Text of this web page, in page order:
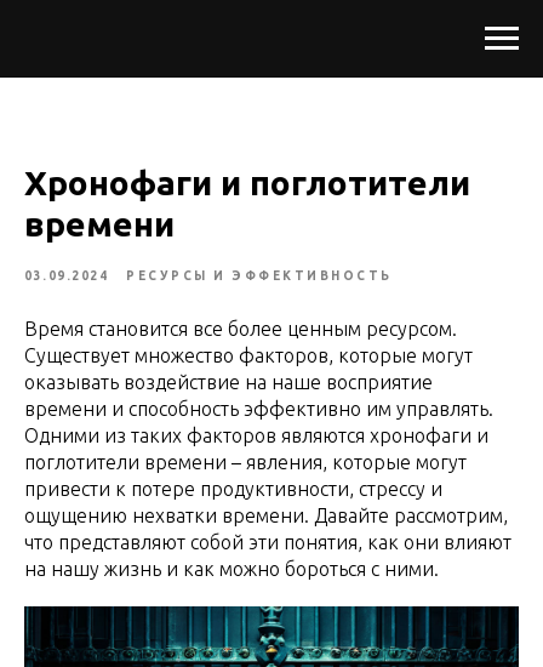
Хронофаги и поглотители
времени
03.09.2024 РЕСУРСЫ И ЭФФЕКТИВНОСТЬ
Время становится все более ценным ресурсом.
Существует множество факторов, которые могут
оказывать воздействие на наше восприятие
времени и способность эффективно им управлять.
Одними из таких факторов являются хронофаги и
поглотители времени – явления, которые могут
привести к потере продуктивности, стрессу и
ощущению нехватки времени. Давайте рассмотрим,
что представляют собой эти понятия, как они влияют
на нашу жизнь и как можно бороться с ними.